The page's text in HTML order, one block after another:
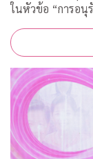
ในหัวข้อ “การอนุ